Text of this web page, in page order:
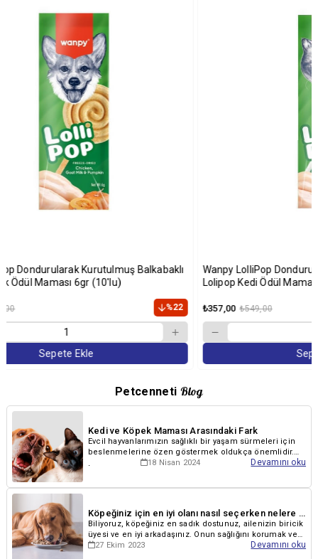
%22
Wanpy LolliPop Dondurularak Kurutulmuş Kızılcıklı
Lolipop Kedi Ödül Maması 1,4gr (10'lu)
%35
Petcenneti Blog
Kedi ve Köpek Maması Arasındaki Fark
Evcil hayvanlarımızın sağlıklı bir yaşam sürmeleri için
beslenmelerine özen göstermek oldukça önemlidir.
Kediler ve köpekler, ihtiyaçlarına.
18 Nisan 2024 Devamını oku
Köpeğiniz için en iyi olanı nasıl seçerken nelere dikkat etmelisiniz?
Biliyoruz, köpeğiniz en sadık dostunuz, ailenizin biricik
üyesi ve en iyi arkadaşınız. Onun sağlığını korumak ve
mutlu bir yaşam sürdürmes..
27 Ekim 2023 Devamını oku